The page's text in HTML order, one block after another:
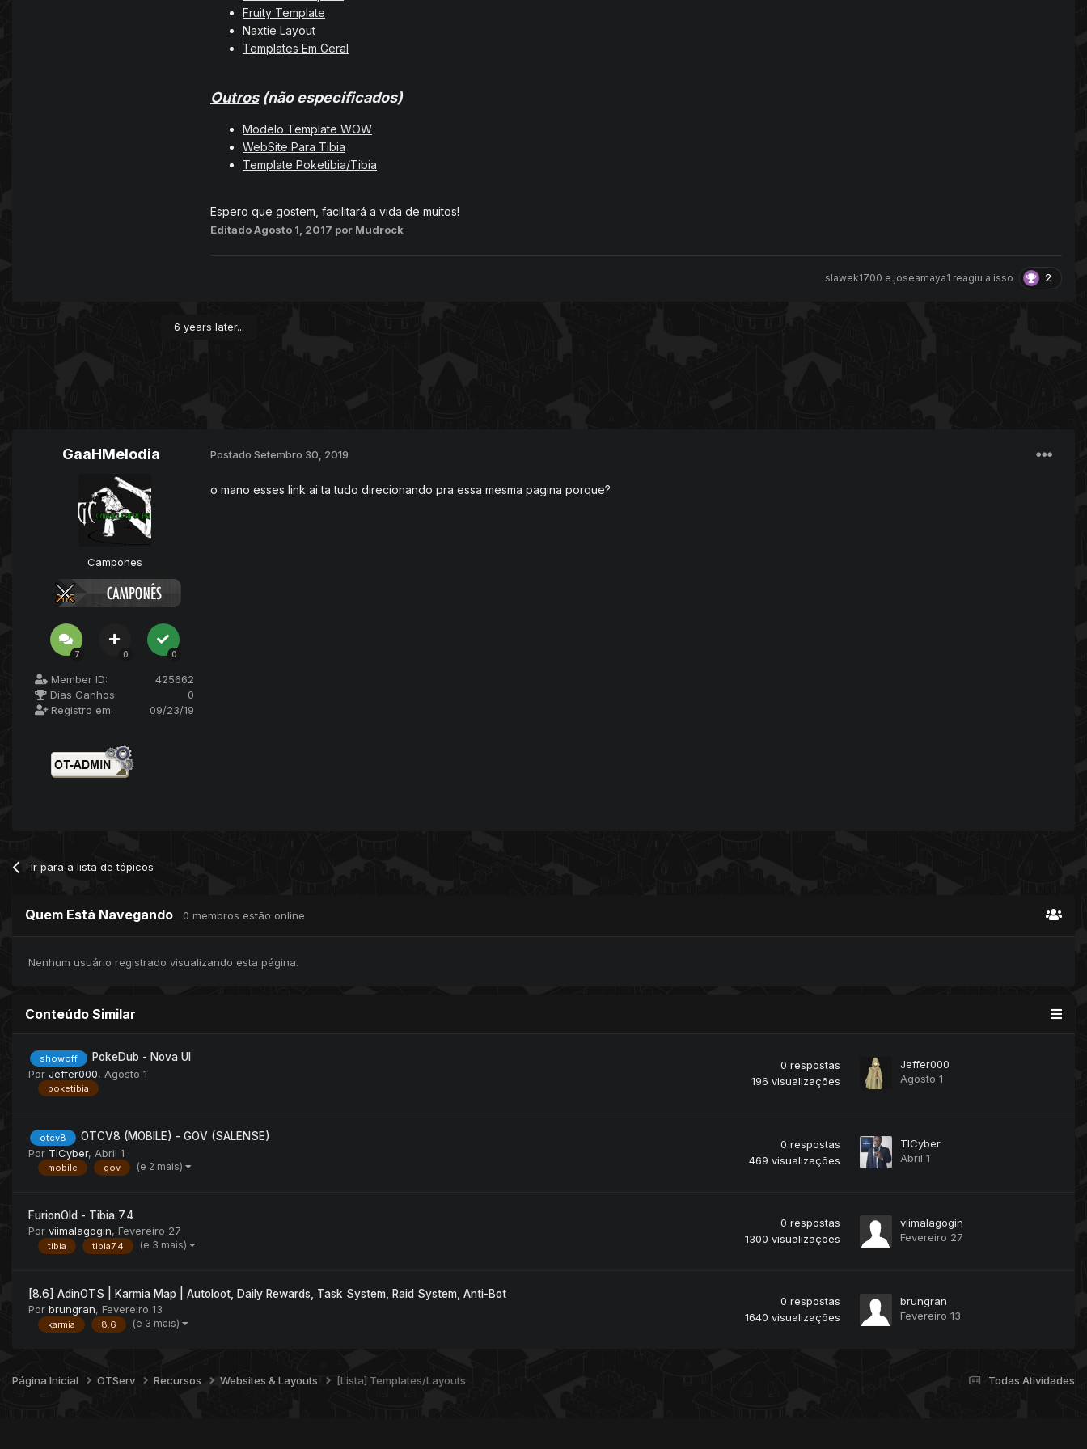
Fruity Template
Naxtie Layout
Templates Em Geral
Outros(não especificados)
Modelo Template WOW
WebSite Para Tibia
Template Poketibia/Tibia
Espero que gostem, facilitará a vida de muitos!
EditadoAgosto 1, 2017 por Mudrock
slawek1700 e joseamaya1 reagiu a isso 2
6 years later...
GaaHMelodia
Campones
7 0 0
Member ID:
425662
Dias Ganhos:
0
Registro em:
09/23/19
Postado Setembro 30, 2019
o mano esses link ai ta tudo direcionando pra essa mesma pagina porque?
Ir para a lista de tópicos
Quem Está Navegando 0 membros estão online
Nenhum usuário registrado visualizando esta página.
Conteúdo Similar
showoff
PokeDub - Nova UI
Por Jeffer000, Agosto 1
poketibia
0 respostas
196 visualizações
Jeffer000
Agosto 1
otcv8
OTCV8 (MOBILE) - GOV (SALENSE)
Por TICyber, Abril 1
mobile gov (e 2 mais)
0 respostas
469 visualizações
TICyber
Abril 1
FurionOld - Tibia 7.4
Por viimalagogin, Fevereiro 27
tibia tibia7.4 (e 3 mais)
0 respostas
1300 visualizações
viimalagogin
Fevereiro 27
[8.6] AdinOTS | Karmia Map | Autoloot, Daily Rewards, Task System, Raid System, Anti-Bot
Por brungran, Fevereiro 13
karmia 8.6 (e 3 mais)
0 respostas
1640 visualizações
brungran
Fevereiro 13
Todas Atividades
Página Inicial OTServ Recursos Websites & Layouts [Lista] Templates/Layouts